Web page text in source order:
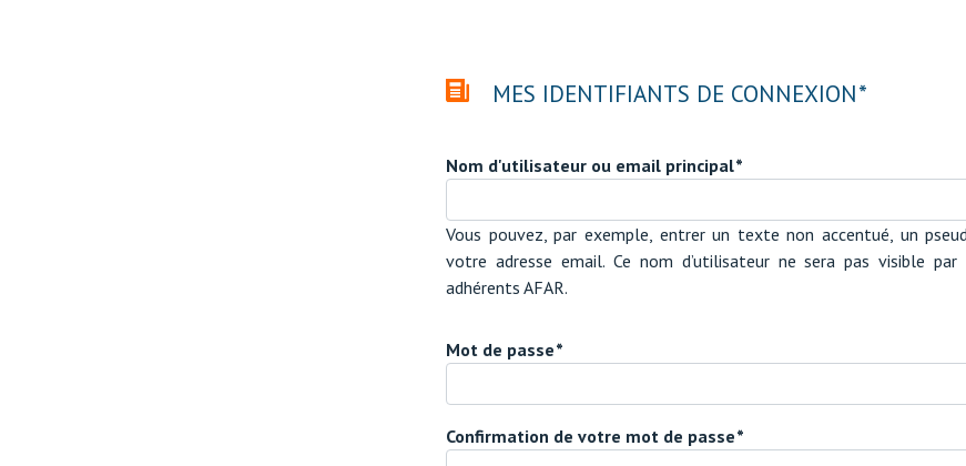
MES IDENTIFIANTS DE CONNEXION
Nom d'utilisateur ou email principal
Vous pouvez, par exemple, entrer un texte non accentué, un
votre adresse email. Ce nom d’utilisateur ne sera pas visible
adhérents AFAR.
Mot de passe
Confirmation de votre mot de passe